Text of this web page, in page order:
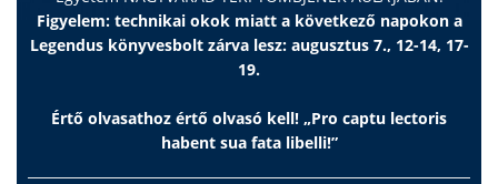
Figyelem: technikai okok miatt a következő napokon a
Legendus könyvesbolt zárva lesz: augusztus 7., 12-14, 17-
19.
Értő olvasathoz értő olvasó kell! „Pro captu lectoris
habent sua fata libelli!”